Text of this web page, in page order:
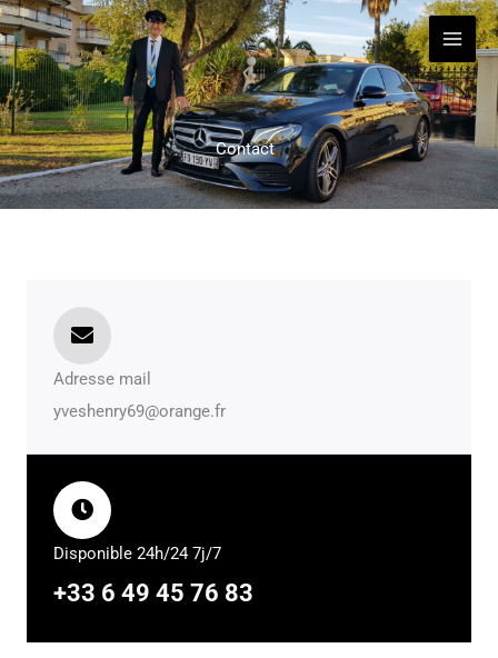
Aller
au
contenu
Contact
Adresse mail
yveshenry69@orange.fr
Disponible 24h/24 7j/7
+33 6 49 45 76 83